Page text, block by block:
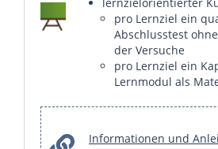
pro Lernziel ein
Abschlusstest
der Versuche
pro Lernziel ein
Lernmodul als
Informationen und